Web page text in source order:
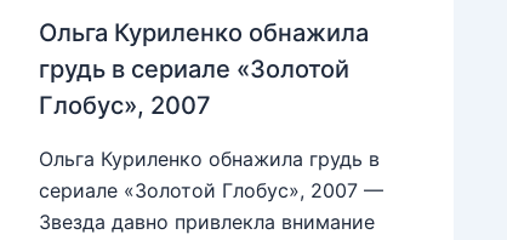
Ольга Куриленко обнажила
грудь в сериале «Золотой
Глобус», 2007
Ольга Куриленко обнажила грудь в
сериале «Золотой Глобус», 2007 —
Звезда давно привлекла внимание